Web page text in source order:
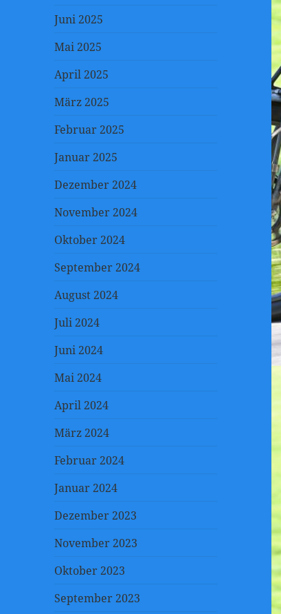
Juni 2025
Mai 2025
April 2025
März 2025
Februar 2025
Januar 2025
Dezember 2024
November 2024
Oktober 2024
September 2024
August 2024
Juli 2024
Juni 2024
Mai 2024
April 2024
März 2024
Februar 2024
Januar 2024
Dezember 2023
November 2023
Oktober 2023
September 2023